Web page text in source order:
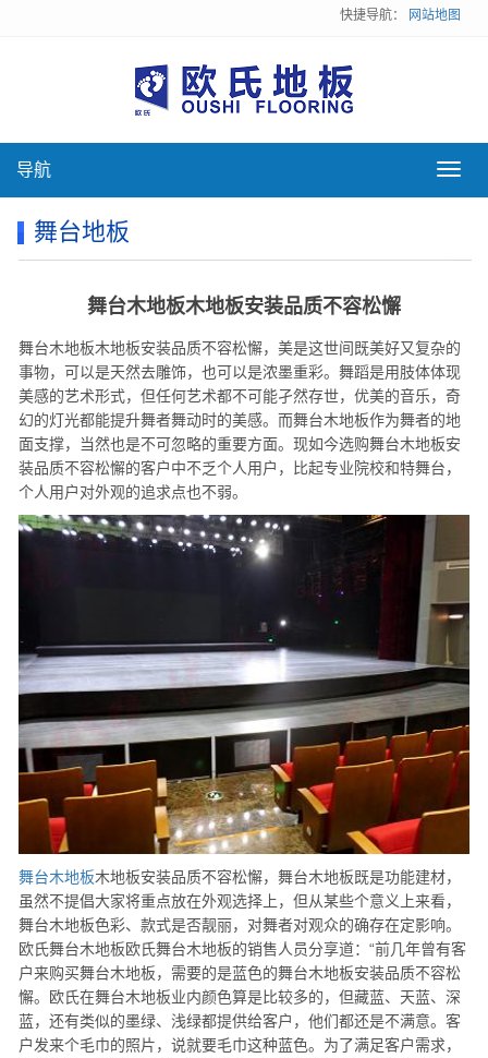
快捷导航： 网站地图
导
导航
舞台地板
舞台木地板木地板安装品质不容松懈
舞台木地板木地板安装品质不容松懈，美是这世间既美好又复杂的
事物，可以是天然去雕饰，也可以是浓墨重彩。舞蹈是用肢体体现
美感的艺术形式，但任何艺术都不可能孑然存世，优美的音乐，奇
幻的灯光都能提升舞者舞动时的美感。而舞台木地板作为舞者的地
面支撑，当然也是不可忽略的重要方面。现如今选购舞台木地板安
装品质不容松懈的客户中不乏个人用户，比起专业院校和特舞台，
个人用户对外观的追求点也不弱。
舞台木地板木地板安装品质不容松懈，舞台木地板既是功能建材，
虽然不提倡大家将重点放在外观选择上，但从某些个意义上来看，
舞台木地板色彩、款式是否靓丽，对舞者对观众的确存在定影响。
欧氏舞台木地板欧氏舞台木地板的销售人员分享道：“前几年曾有客
户来购买舞台木地板，需要的是蓝色的舞台木地板安装品质不容松
懈。欧氏在舞台木地板业内颜色算是比较多的，但藏蓝、天蓝、深
蓝，还有类似的墨绿、浅绿都提供给客户，他们都还是不满意。客
户发来个毛巾的照片，说就要毛巾这种蓝色。为了满足客户需求，